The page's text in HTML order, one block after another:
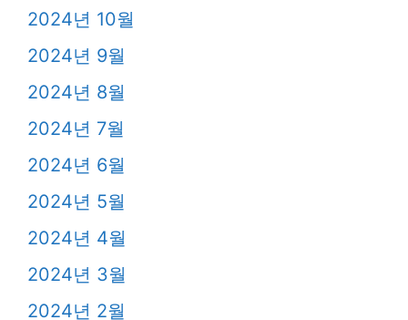
2024년 10월
2024년 9월
2024년 8월
2024년 7월
2024년 6월
2024년 5월
2024년 4월
2024년 3월
2024년 2월